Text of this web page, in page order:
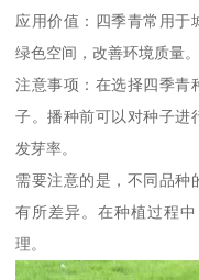
应用价值：四季青常用于
绿色空间，改善环境质量。
注意事项：在选择四季青
子。播种前可以对种子进
发芽率。
需要注意的是，不同品种
有所差异。在种植过程
理。